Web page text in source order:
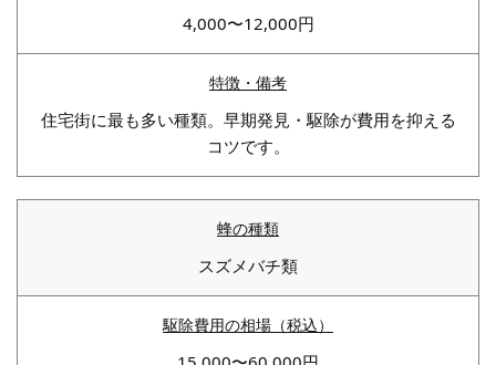
4,000〜12,000円
住宅街に最も多い種類。早期発見・駆除が費用を抑える
コツです。
スズメバチ類